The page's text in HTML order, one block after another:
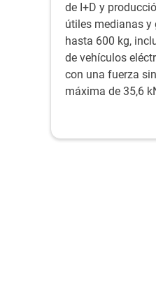
de I+D y
útiles medianas y
hasta 600 kg,
de vehículos
con una fuerza
máxima de 35,6